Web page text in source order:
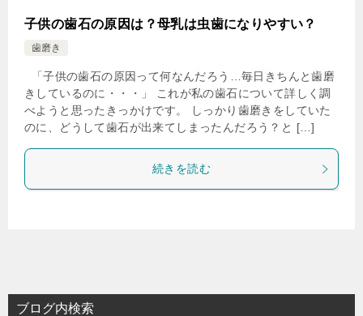
子供の歯石の原因は？母乳は虫歯になりやすい？
歯磨き
「子供の歯石の原因って何なんだろう…毎日きちんと歯磨
きしているのに・・・」 これが私の歯石について詳しく調
べようと思ったきっかけです。 しっかり歯磨きをしていた
のに、どうして歯石が出来てしまったんだろう？と […]
続きを読む
ブログ内検索